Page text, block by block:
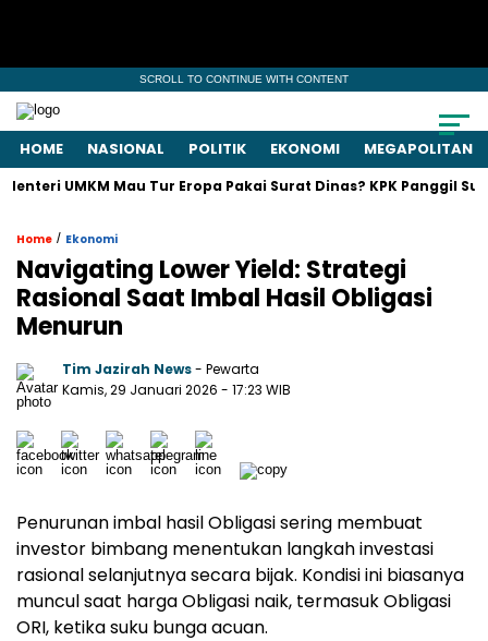
SCROLL TO CONTINUE WITH CONTENT
HOME NASIONAL POLITIK EKONOMI MEGAPOLITAN
Mau Tur Eropa Pakai Surat Dinas? KPK Panggil Suami!
Home / Ekonomi
Navigating Lower Yield: Strategi
Rasional Saat Imbal Hasil Obligasi
Menurun
Tim Jazirah News- Pewarta
Kamis, 29 Januari 2026 - 17:23 WIB
Penurunan imbal hasil Obligasi sering membuat
investor bimbang menentukan langkah investasi
rasional selanjutnya secara bijak. Kondisi ini biasanya
muncul saat harga Obligasi naik, termasuk Obligasi
ORI, ketika suku bunga acuan.